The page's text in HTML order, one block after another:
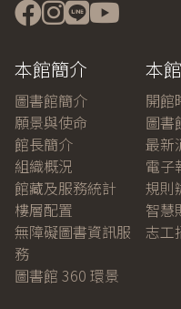
本館簡介
圖書館簡介
願景與使命
館長簡介
組織概況
館藏及服務統計
樓層配置
無障礙圖書資訊服
務
圖書館 360 環景
本
開館
圖書
最新
電子
規則
智慧
志工